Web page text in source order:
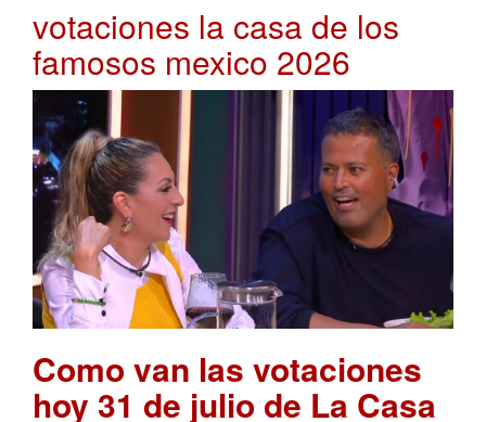
votaciones la casa de los
famosos mexico 2026
Como van las votaciones
hoy 31 de julio de La Casa